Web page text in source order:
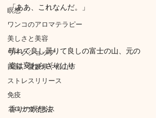
瞑想
ワンコのアロマテラピー
美しさと美容
ワークショップ
四国、愛媛県や松山市
ストレスリリース
免疫
コロナウイルス
「ああ、これなんだ。」
晴れて良し曇りて良しの富士の山、元の
姿は変わらざりけり
香りの瞑想法